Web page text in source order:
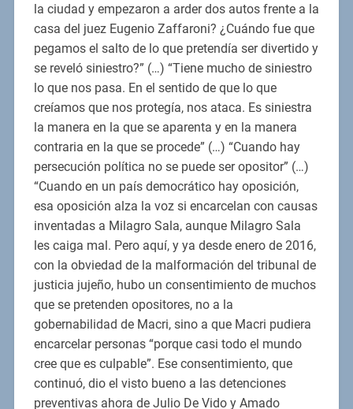
la ciudad y empezaron a arder dos autos frente a la
casa del juez Eugenio Zaffaroni? ¿Cuándo fue que
pegamos el salto de lo que pretendía ser divertido y
se reveló siniestro?” (…) “Tiene mucho de siniestro
lo que nos pasa. En el sentido de que lo que
creíamos que nos protegía, nos ataca. Es siniestra
la manera en la que se aparenta y en la manera
contraria en la que se procede” (…) “Cuando hay
persecución política no se puede ser opositor” (…)
“Cuando en un país democrático hay oposición,
esa oposición alza la voz si encarcelan con causas
inventadas a Milagro Sala, aunque Milagro Sala
les caiga mal. Pero aquí, y ya desde enero de 2016,
con la obviedad de la malformación del tribunal de
justicia jujeño, hubo un consentimiento de muchos
que se pretenden opositores, no a la
gobernabilidad de Macri, sino a que Macri pudiera
encarcelar personas “porque casi todo el mundo
cree que es culpable”. Ese consentimiento, que
continuó, dio el visto bueno a las detenciones
preventivas ahora de Julio De Vido y Amado